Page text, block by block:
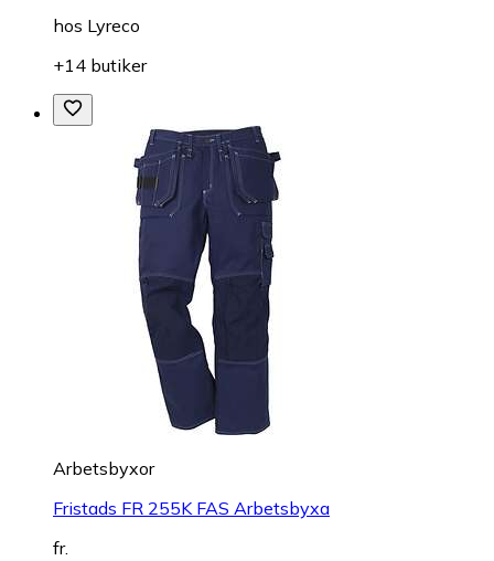
hos Lyreco
+14 butiker
Arbetsbyxor
Fristads FR 255K FAS Arbetsbyxa
fr.